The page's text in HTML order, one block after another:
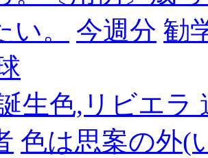
。
今週分 勧
生色,リビエ
色は思案の外(